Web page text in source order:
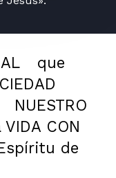
que
NUESTRO
CON
de